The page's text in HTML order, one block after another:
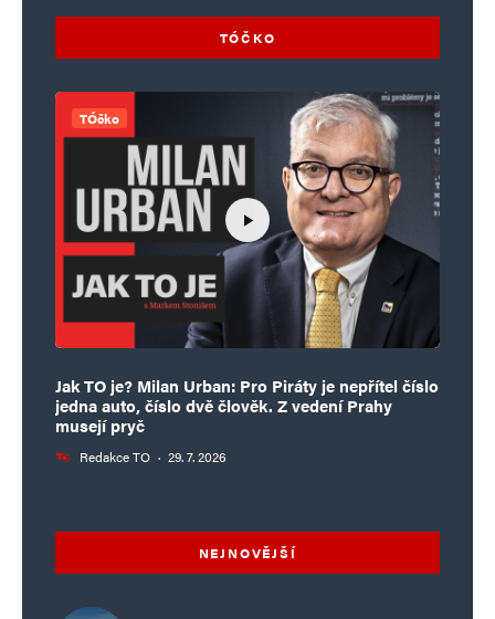
TÓČKO
TÓčko
Jak TO je? Milan Urban: Pro Piráty je nepřítel číslo
jedna auto, číslo dvě člověk. Z vedení Prahy
musejí pryč
Redakce TO · 29. 7. 2026
NEJNOVĚJŠÍ